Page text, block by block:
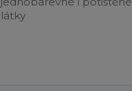
látky